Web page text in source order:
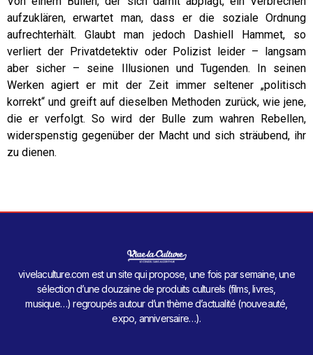
aufzuklären, erwartet man, dass er die soziale Ordnung
aufrechterhält. Glaubt man jedoch Dashiell Hammet, so
verliert der Privatdetektiv oder Polizist leider – langsam
aber sicher – seine Illusionen und Tugenden. In seinen
Werken agiert er mit der Zeit immer seltener „politisch
korrekt“ und greift auf dieselben Methoden zurück, wie jene,
die er verfolgt. So wird der Bulle zum wahren Rebellen,
widerspenstig gegenüber der Macht und sich sträubend, ihr
zu dienen.
vivelaculture.com est un site qui propose, une fois par semaine, une
sélection d’une douzaine de produits culturels (films, livres,
musique…) regroupés autour d’un thème d’actualité (nouveauté,
expo, anniversaire…).